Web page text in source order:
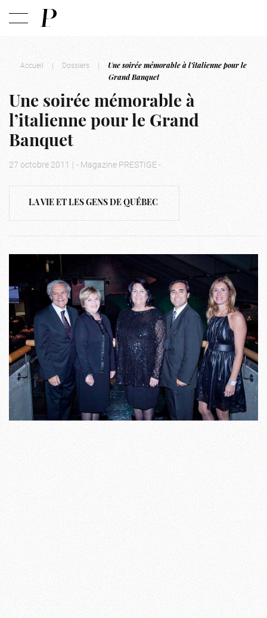
Accueil | Dossiers |
Une soirée mémorable à l’italienne pour le
Grand Banquet
Une soirée mémorable à
l’italienne pour le Grand
Banquet
27 octobre 2011 | - Magazine PRESTIGE -
LA VIE ET LES GENS DE QUÉBEC